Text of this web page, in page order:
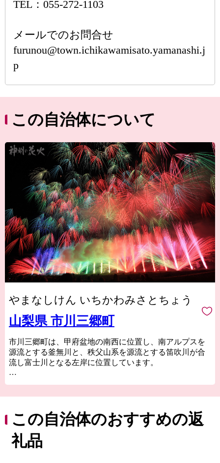
TEL：055-272-1103
メールでのお問合せ
furunou@town.ichikawamisato.yamanashi.j
p
この自治体について
やまなしけん いちかわみさとちょう
山梨県 市川三郷町
市川三郷町は、甲府盆地の南西に位置し、南アルプスを
源流とする釜無川と、秩父山系を源流とする笛吹川が合
流し富士川となる左岸に位置しています。
に守られてきた文化などが当町の自慢です。
ほかにも、四季折々の自然が楽しめる四尾連湖や芦川渓
谷、甲斐源氏発祥の記念碑が立つ平塩の岡、江戸幕府に
この自治体のおすすめの返
礼品